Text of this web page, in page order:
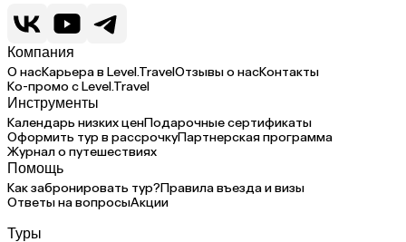
Компания
О насКарьера в Level.TravelОтзывы о насКонтакты
Ко-промо с Level.Travel
Инструменты
Календарь низких ценПодарочные сертификаты
Оформить тур в рассрочкуПартнерская программа
Журнал о путешествиях
Помощь
Как забронировать тур?Правила въезда и визы
Ответы на вопросыАкции
Туры